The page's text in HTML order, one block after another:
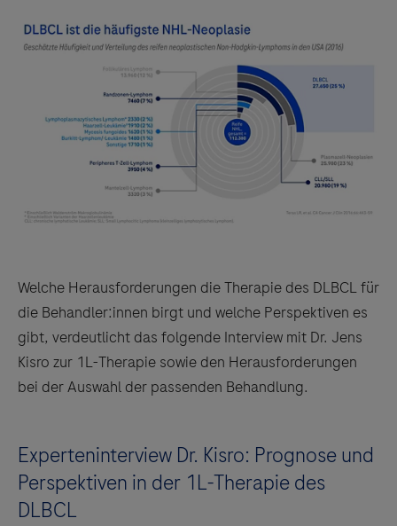
Welche Herausforderungen die Therapie des DLBCL für
die Behandler:innen birgt und welche Perspektiven es
gibt, verdeutlicht das folgende Interview mit Dr. Jens
Kisro zur 1L-Therapie sowie den Herausforderungen
bei der Auswahl der passenden Behandlung.
Experteninterview Dr. Kisro: Prognose und
Perspektiven in der 1L-Therapie des
DLBCL